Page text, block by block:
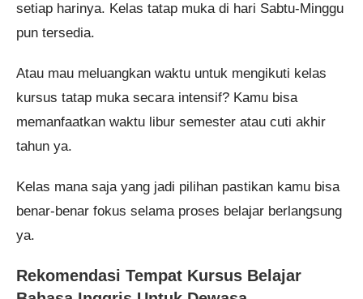
setiap harinya. Kelas tatap muka di hari Sabtu-Minggu
pun tersedia.
Atau mau meluangkan waktu untuk mengikuti kelas
kursus tatap muka secara intensif? Kamu bisa
memanfaatkan waktu libur semester atau cuti akhir
tahun ya.
Kelas mana saja yang jadi pilihan pastikan kamu bisa
benar-benar fokus selama proses belajar berlangsung
ya.
Rekomendasi Tempat Kursus Belajar